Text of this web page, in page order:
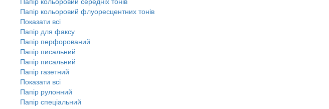
Папір кольоровий флуоресцентних тонів
Показати всі
Папір для факсу
Папір перфорований
Папір писальний
Папір писальний
Папір газетний
Показати всі
Папір рулонний
Папір спеціальний